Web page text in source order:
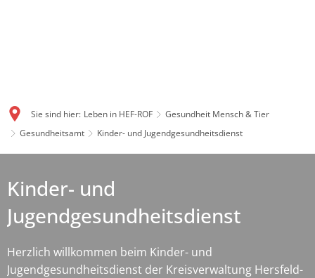
Sie sind hier: Leben in HEF-ROF
Gesundheit Mensch & Tier
Gesundheitsamt
Kinder- und Jugendgesundheitsdienst
Kinder- und
Jugendgesundheitsdienst
Herzlich willkommen beim Kinder- und
Jugendgesundheitsdienst der Kreisverwaltung Hersfeld-